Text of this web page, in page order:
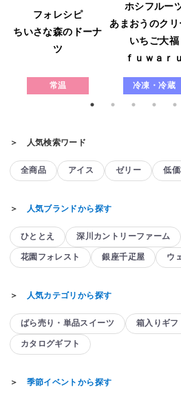
フォレシピ
ちいさな森のドーナ
ツ
常温
ホシフルー
あまおうのクリ
いちご大福
ｆｕｗａｒｕ
冷凍・冷蔵
＞ 人気検索ワード
全商品 アイス ゼリー 低
＞ 人気ブランドから探す
ひととえ 深川カントリーファーム
花園フォレスト 銀座千疋屋 ウ
＞ 人気カテゴリから探す
ばら売り・単品スイーツ 箱入りギフ
カタログギフト
＞ 季節イベントから探す